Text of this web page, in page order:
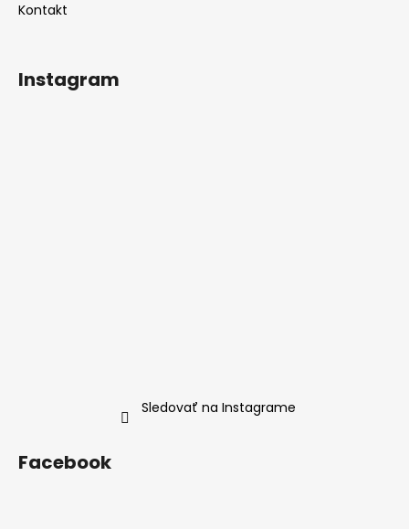
Kontakt
Instagram
Sledovať na Instagrame
Facebook